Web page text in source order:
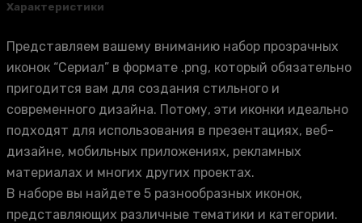
Характеристики
Представляем вашему вниманию набор прозрачных
иконок “Сериал” в формате .png, который обязательно
пригодится вам для создания стильного и
современного дизайна. Потому, эти иконки идеально
подходят для использования в презентациях, веб-
дизайне, мобильных приложениях, рекламных
материалах и многих других проектах.
В наборе вы найдете 5 разнообразных иконок,
представляющих различные тематики и категории.